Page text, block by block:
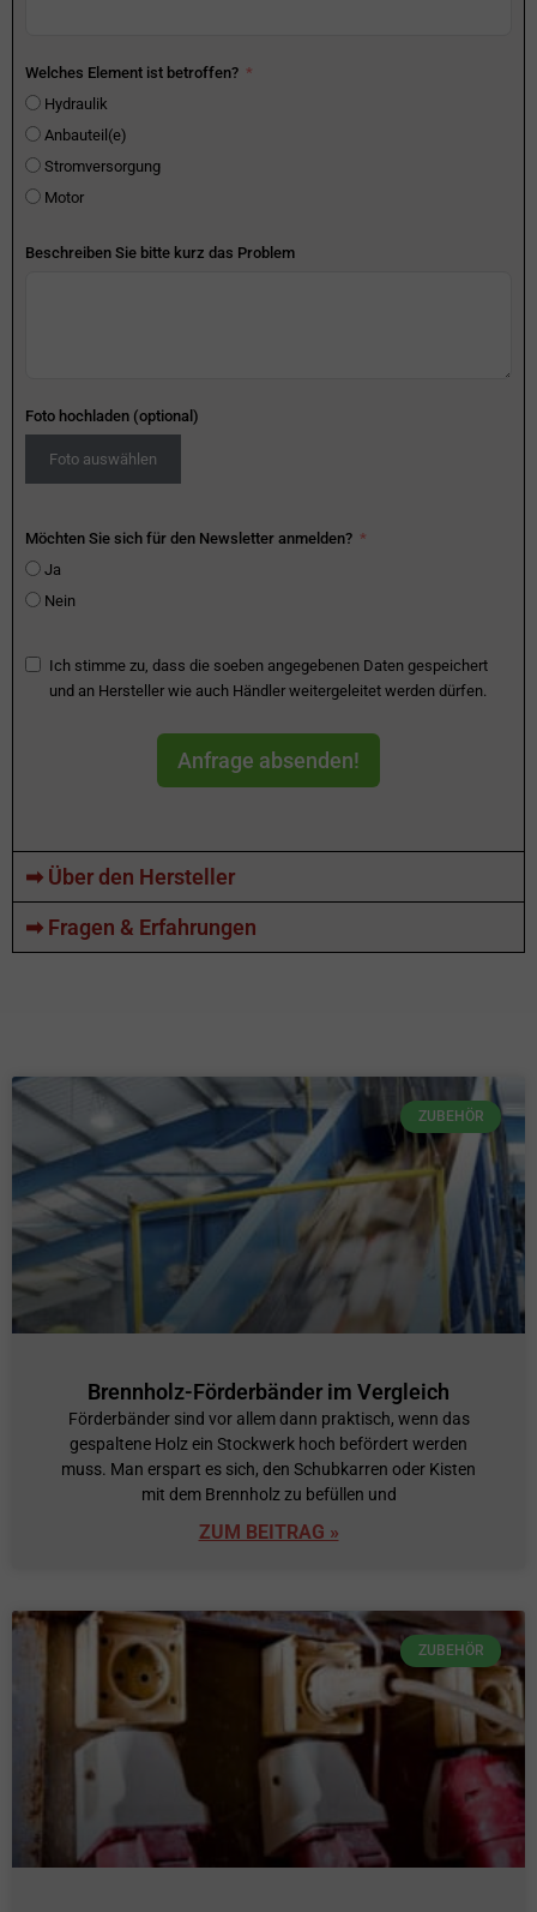
Welches Element ist betroffen?
Hydraulik
Anbauteil(e)
Stromversorgung
Motor
Beschreiben Sie bitte kurz das Problem
Foto hochladen (optional)
Foto auswählen
Möchten Sie sich für den Newsletter anmelden?
Ja
Nein
Ich stimme zu, dass die soeben angegebenen Daten gespeichert
und an Hersteller wie auch Händler weitergeleitet werden dürfen.
Anfrage absenden!
➡ Über den Hersteller
➡ Fragen & Erfahrungen
ZUBEHÖR
Brennholz-Förderbänder im Vergleich
Förderbänder sind vor allem dann praktisch, wenn das
gespaltene Holz ein Stockwerk hoch befördert werden
muss. Man erspart es sich, den Schubkarren oder Kisten
mit dem Brennholz zu befüllen und
ZUM BEITRAG »
ZUBEHÖR